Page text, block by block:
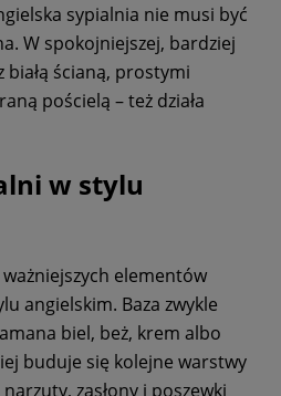
sypialnia nie musi być
W spokojniejszej, bardziej
białą ścianą, prostymi
pościelą – też działa
w stylu
elementów
angielskim. Baza zwykle
biel, beż, krem albo
buduje się kolejne warstwy
zasłony i poszewki